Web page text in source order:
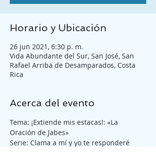
Horario y Ubicación
26 jun 2021, 6:30 p. m.
Vida Abundante del Sur, San José, San
Rafael Arriba de Desamparados, Costa
Rica
Acerca del evento
Tema: ¡Extiende mis estacas!: «La
Oración de Jabes»
Serie: Clama a mí y yo te responderé